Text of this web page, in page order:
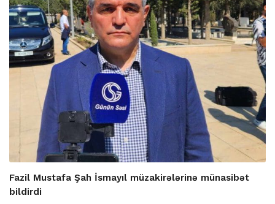
Fazil Mustafa Şah İsmayıl müzakirələrinə münasibət
bildirdi